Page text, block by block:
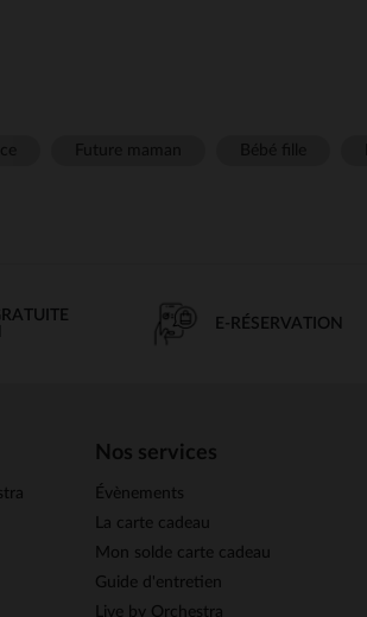
E-RÉSERVATION
Nos services
Évènements
La carte cadeau
Mon solde carte cadeau
Guide d'entretien
Live by Orchestra